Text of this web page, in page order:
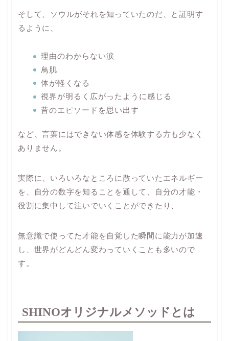
そして、ソウルがそれを知っていたのだ、と証明す
るように、
理由のわからない涙
鳥肌
体が軽くなる
視界が明るく広がったように感じる
昔のエピソードを思い出す
など、言葉にはできない体感を体験する方も少なく
ありません。
実際に、いろいろなところに散っていたエネルギー
を、自分の数字を知ることを通して、自分の才能・
役割に集中して注いでいくことができたり、
無意識で使ってた才能を自覚した瞬間に能力が加速
し、世界がどんどん変わっていくことも多いので
す。
SHINOオリジナルメソッドとは